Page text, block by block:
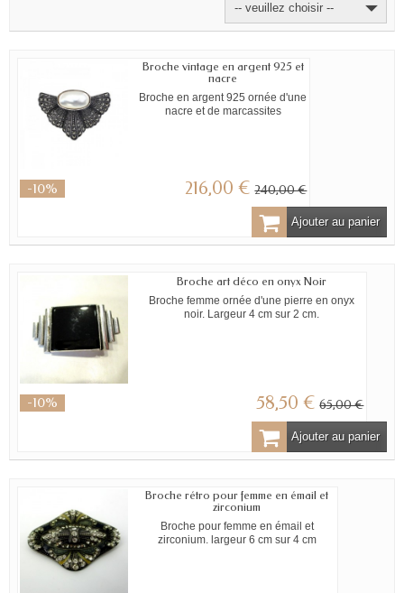
-- veuillez choisir --
Broche vintage en argent 925 et
nacre
Broche en argent 925 ornée d'une
nacre et de marcassites
-10% 216,00 € 240,00 €
Ajouter au panier
Broche art déco en onyx Noir
Broche femme ornée d'une pierre en onyx
noir. Largeur 4 cm sur 2 cm.
-10% 58,50 € 65,00 €
Ajouter au panier
Broche rétro pour femme en émail et
zirconium
Broche pour femme en émail et
zirconium. largeur 6 cm sur 4 cm